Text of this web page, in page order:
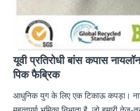
यूवी प्रतिरोधी बांस कपास
पिक फैब्रिक
आधुनिक युग के लिए एक टिकाऊ कपड़ा।